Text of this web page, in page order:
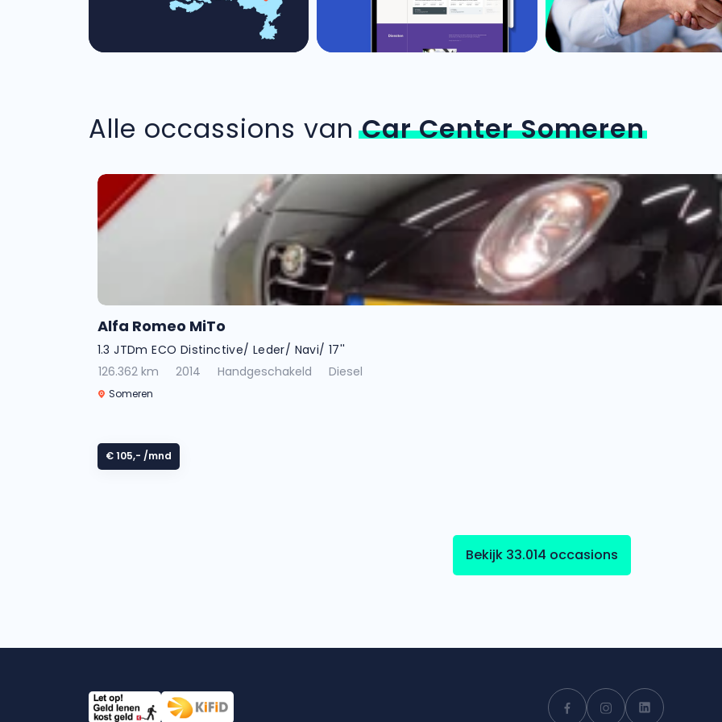
Alle occassions vanCar Center Someren
Alfa Romeo MiTo
1.3 JTDm ECO Distinctive/ Leder/ Navi/ 17''
126.362 km
2014 Handgeschakeld Diesel
Someren
€ 105,- /mnd
Bekijk 33.014 occasions